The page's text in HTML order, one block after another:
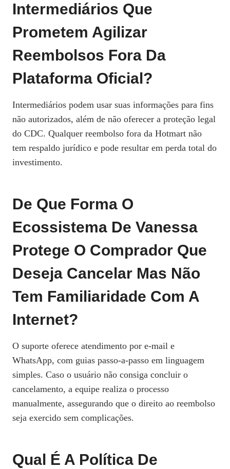
Intermediários Que
Prometem Agilizar
Reembolsos Fora Da
Plataforma Oficial?
Intermediários podem usar suas informações para fins
não autorizados, além de não oferecer a proteção legal
do CDC. Qualquer reembolso fora da Hotmart não
tem respaldo jurídico e pode resultar em perda total do
investimento.
De Que Forma O
Ecossistema De Vanessa
Protege O Comprador Que
Deseja Cancelar Mas Não
Tem Familiaridade Com A
Internet?
O suporte oferece atendimento por e‑mail e
WhatsApp, com guias passo‑a‑passo em linguagem
simples. Caso o usuário não consiga concluir o
cancelamento, a equipe realiza o processo
manualmente, assegurando que o direito ao reembolso
seja exercido sem complicações.
Qual É A Política De